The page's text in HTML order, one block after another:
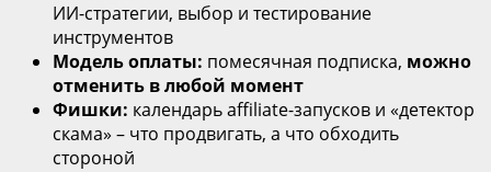
ИИ‑стратегии, выбор и тестирование
инструментов
Модель оплаты: помесячная подписка, можно
отменить в любой момент
Фишки: календарь affiliate‑запусков и «детектор
скама» – что продвигать, а что обходить
стороной